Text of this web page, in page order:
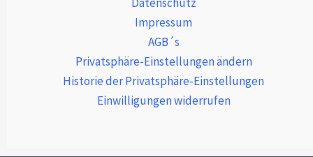
Impressum
AGB´s
Privatsphäre-Einstellungen ändern
Historie der Privatsphäre-Einstellungen
Einwilligungen widerrufen